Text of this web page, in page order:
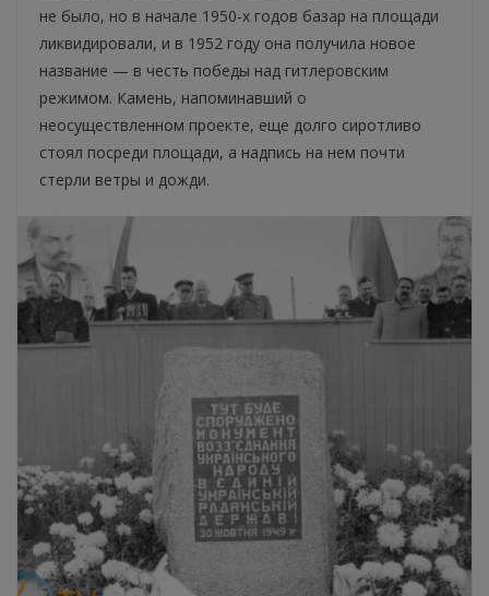
не было, но в начале 1950-х годов базар на площади
ликвидировали, и в 1952 году она получила новое
название — в честь победы над гитлеровским
режимом. Камень, напоминавший о
неосуществленном проекте, еще долго сиротливо
стоял посреди площади, а надпись на нем почти
стерли ветры и дожди.